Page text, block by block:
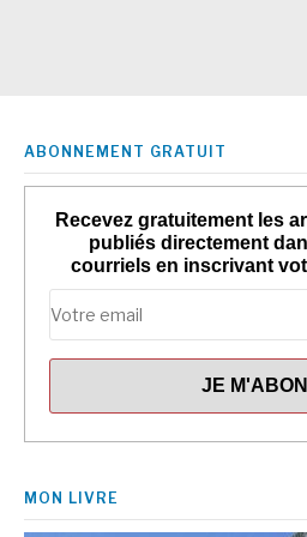
ABONNEMENT GRATUIT
Recevez gratuitement les
publiés directement
courriels en inscrivant
MON LIVRE